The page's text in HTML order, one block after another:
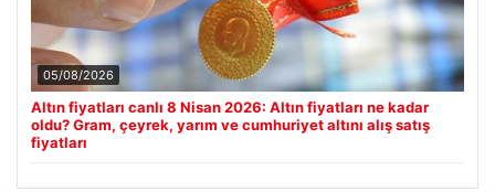
05/08/2026
Altın fiyatları canlı 8 Nisan 2026: Altın fiyatları ne kadar
oldu? Gram, çeyrek, yarım ve cumhuriyet altını alış satış
fiyatları